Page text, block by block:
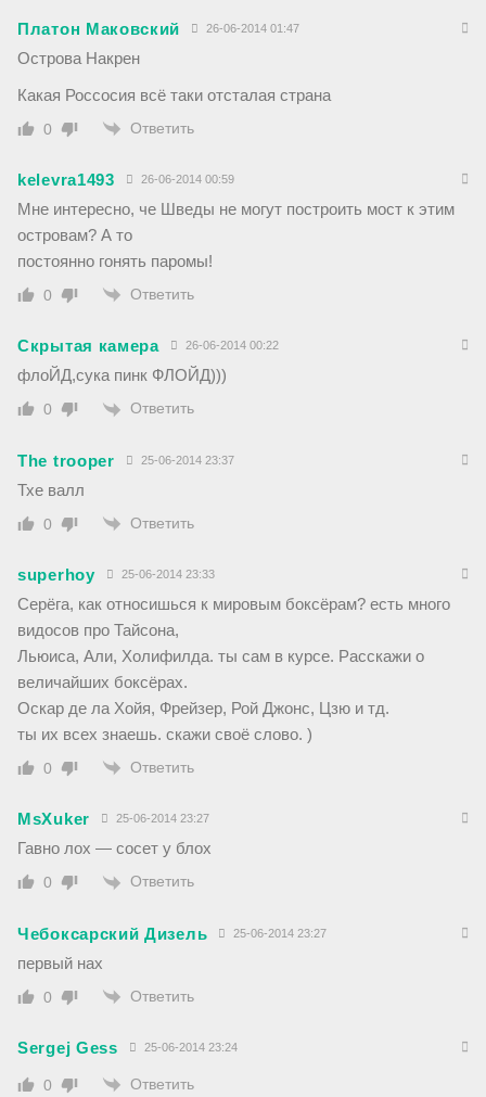
Платон Маковский 26-06-2014 01:47
Острова Накрен
Какая Россосия всё таки отсталая страна
0 Ответить
kelevra1493 26-06-2014 00:59
Мне интересно, че Шведы не могут построить мост к этим
островам? А то
постоянно гонять паромы!
0 Ответить
Скрытая камера 26-06-2014 00:22
флоЙД,сука пинк ФЛОЙД)))
0 Ответить
The trooper 25-06-2014 23:37
Тхе валл
0 Ответить
superhoy 25-06-2014 23:33
Серёга, как относишься к мировым боксёрам? есть много
видосов про Тайсона,
Льюиса, Али, Холифилда. ты сам в курсе. Расскажи о
величайших боксёрах.
Оскар де ла Хойя, Фрейзер, Рой Джонс, Цзю и тд.
ты их всех знаешь. скажи своё слово. )
0 Ответить
MsXuker 25-06-2014 23:27
Гавно лох — сосет у блох
0 Ответить
Чебоксарский Дизель 25-06-2014 23:27
первый нах
0 Ответить
Sergej Gess 25-06-2014 23:24
0 Ответить